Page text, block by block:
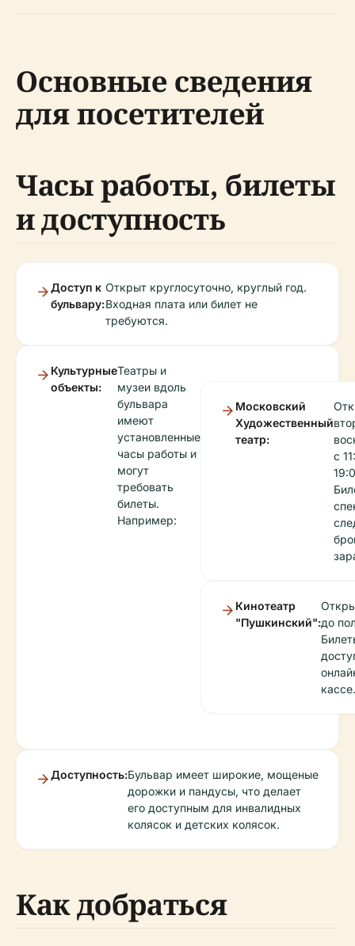
Основные сведения
для посетителей
Часы работы, билеты
и доступность
Доступ к
бульвару:
Открыт круглосуточно, круглый год.
Входная плата или билет не
требуются.
Культурные
объекты:
Театры и
музеи вдоль
бульвара
имеют
установленные
часы работы и
могут
требовать
билеты.
Например:
Московский
Художественный
театр:
с
Кинотеатр
"Пушкинский":до
кассе.
Доступность:Бульвар имеет широкие, мощеные
дорожки и пандусы, что делает
его доступным для инвалидных
колясок и детских колясок.
Как добраться